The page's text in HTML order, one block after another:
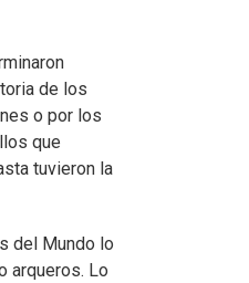
de los
o por los
que
tuvieron la
del Mundo lo
arqueros. Lo